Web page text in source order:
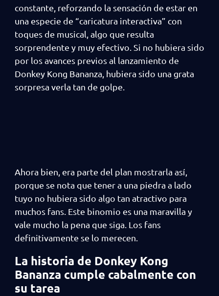
constante, reforzando la sensación de estar en
una especie de “caricatura interactiva” con
toques de musical, algo que resulta
sorprendente y muy efectivo. Si no hubiera sido
por los avances previos al lanzamiento de
Donkey Kong Bananza, hubiera sido una grata
sorpresa verla tan de golpe.
Ahora bien, era parte del plan mostrarla así,
porque se nota que tener a una piedra a lado
tuyo no hubiera sido algo tan atractivo para
muchos fans. Este binomio es una maravilla y
vale mucho la pena que siga. Los fans
definitivamente se lo merecen.
La historia de Donkey Kong
Bananza cumple cabalmente con
su tarea